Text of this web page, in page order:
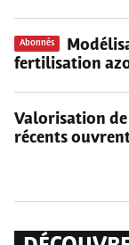
Abonnés
fertilisation
Valorisation de
récents